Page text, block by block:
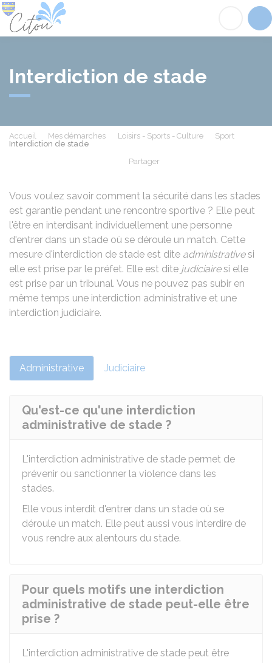
Interdiction de stade
Accueil Mes démarches Loisirs - Sports - Culture
Sport
Interdiction de stade
Partager
Vous voulez savoir comment la sécurité dans les stades
est garantie pendant une rencontre sportive ? Elle peut
l'être en interdisant individuellement une personne
d'entrer dans un stade où se déroule un match. Cette
mesure d'interdiction de stade est dite administrativesi
elle est prise par le préfet. Elle est dite judiciairesi elle
est prise par un tribunal. Vous ne pouvez pas subir en
même temps une interdiction administrative et une
interdiction judiciaire.
Administrative Judiciaire
Qu'est-ce qu'une interdiction
administrative de stade ?
L'interdiction administrative de stade permet de
prévenir ou sanctionner la violence dans les
stades.
Elle vous interdit d'entrer dans un stade où se
déroule un match. Elle peut aussi vous interdire de
vous rendre aux alentours du stade.
Pour quels motifs une interdiction
administrative de stade peut-elle être
prise ?
L'interdiction administrative de stade peut être